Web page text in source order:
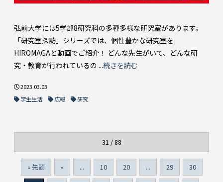
弘前大学には5学部8研究科の多種多様な研究室があります。
「研究室探訪」シリーズでは、個性豊かな研究室を
HIROMAGAと動画でご紹介！ どんな先生がいて、どんな研
究・教育が行われているの ...続きを読む
2023.03.03
学生生活
広報 研究
31 / 88
« 先頭 « ... 10 20 ... 29 30